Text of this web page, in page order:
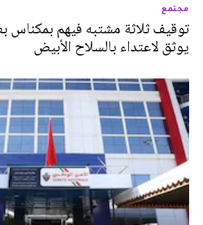
مجتمع
توقيف ثلاثة مشتبه فيهم بمكناس
يوثق لاعتداء بالسلاح الأبيض‎